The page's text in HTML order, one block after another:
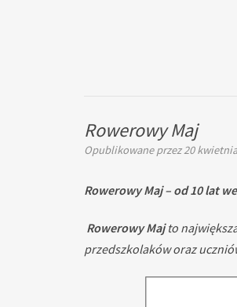
Rowerowy Maj
Opublikowane przez20
Rowerowy Maj – od 10 lat
Rowerowy Majto
przedszkolaków oraz